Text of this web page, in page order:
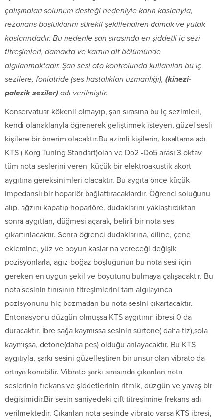
çalışmaları solunum desteği nedeniyle karın kaslarıyla,
rezonans boşluklarını sürekli şekillendiren damak ve yutak
kaslarındadır. Bu nedenle şan sırasında en şiddetli iç sezi
titreşimleri, damakta ve karnın alt bölümünde
algılanmaktadır. Şan sesi oto kontrolunda kullanılan bu iç
sezilere, foniatride (ses hastalıkları uzmanlığı), (kinezi-
palezik seziler) adı verilmiştir.
Konservatuar kökenli olmayıp, şan sırasına bu iç sezimleri,
kendi olanaklarıyla öğrenerek geliştirmek isteyen, güzel sesli
kişilere bir önerim olacaktır.Bu azimli kişilerin, kısaltama adı
KTS ( Korg Tuning Standart)olan ve Do2 -Do5 arası 3 oktav
tüm nota seslerini veren, küçük bir elektroakustik akort
aygıtına gereksinimleri olacaktır. Bu aygıta önce küçük
impedanslı bir hoparlör bağlattıracaklardır. Öğrenci soluğunu
alıp, ağzını kapatıp hoparlöre, dudaklarını yaklaştırdıktan
sonra aygıttan, düğmesi açarak, belirli bir nota sesi
çıkartırılacaktır. Sonra öğrenci dudaklarına, diline, çene
eklemine, yüz ve boyun kaslarına vereceği değişik
pozisyonlarla, ağız-boğaz boşluğunun bu nota sesi için
gereken en uygun şekil ve boyutunu bulmaya çalışacaktır. Bu
nota sesinin tınısının titreşimlerini tam algılayınca
pozisyonunu hiç bozmadan bu nota sesini çıkartacaktır.
Entonasyonu düzgün olmuşsa KTS aygıtının ibresi 0 da
duracaktır. İbre sağa kaymıssa sesinin sürtone( daha tiz),sola
kaymışsa, detone(daha pes) olduğu anlayacaktır. Bu KTS
aygıtıyla, şarkı sesini güzelleştiren bir unsur olan vibrato da
ortaya konabilir. Vibrato şarkı sırasında çıkarılan nota
seslerinin frekans ve şiddetlerinin ritmik, düzgün ve yavaş bir
değişimidir.Bir sesin saniyedeki çift titreşimine frekans adı
verilmektedir. Çıkarılan nota sesinde vibrato varsa KTS ibresi,